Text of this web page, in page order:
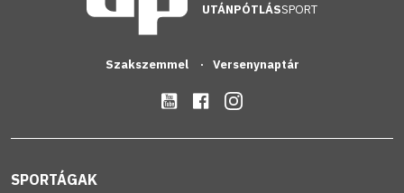
UTÁNPÓTLÁSSPORT
Szakszemmel Versenynaptár
SPORTÁGAK